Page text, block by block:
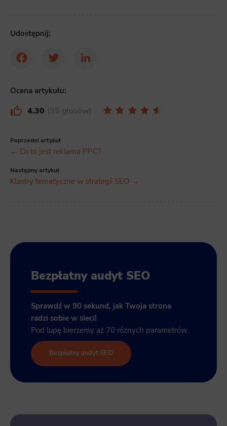
Udostępnij:
FacebookTwitter LinkedIn
Ocena artykułu:
4.30 35 głosów
Poprzedni artykuł
← Co to jest reklama PPC?
Następny artykuł
Klastry tematyczne w strategii SEO →
Bezpłatny audyt SEO
Sprawdź w 90 sekund, jak Twoja strona
radzi sobie w sieci!
Pod lupę bierzemy aż 70 różnych parametrów.
Bezpłatny audyt SEO